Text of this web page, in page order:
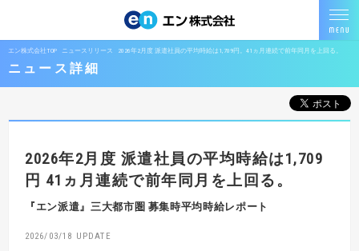
エン株式会社TOP ニュースリリース 2026年2月度 派遣社員の平均時給は1,709円。41ヵ月連続で前年同月を上回る。
ニュース詳細
2026年2月度 派遣社員の平均時給は1,709
円 41ヵ月連続で前年同月を上回る。
『エン派遣』三大都市圏 募集時平均時給レポート
2026/03/18